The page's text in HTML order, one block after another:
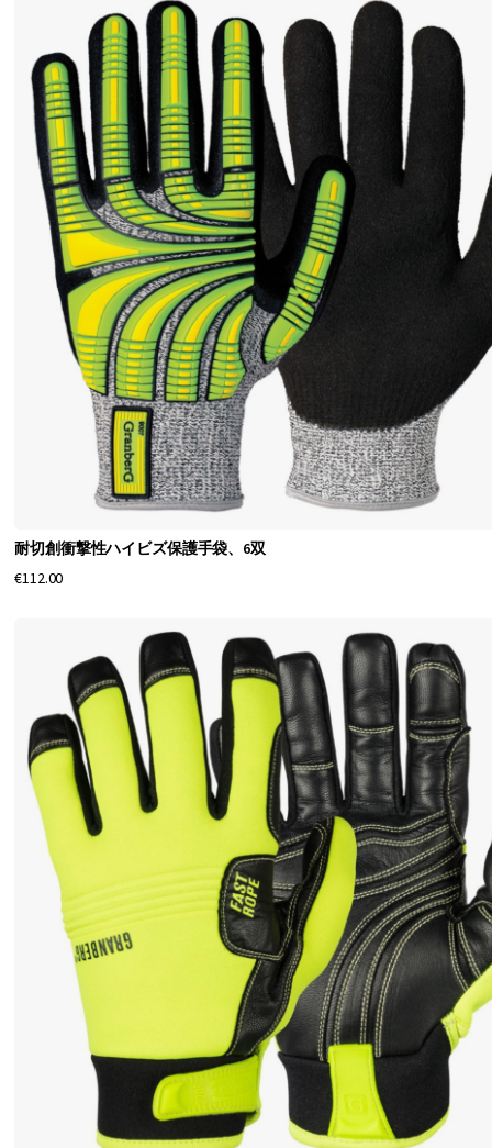
耐切創衝撃性ハイビズ保護手袋、6双
€112.00